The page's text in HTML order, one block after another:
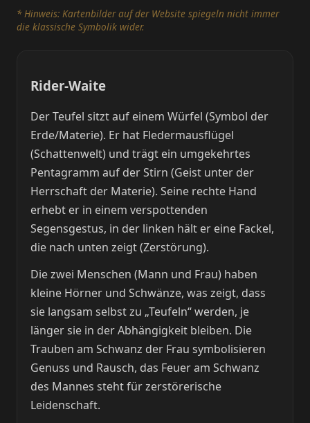
* Hinweis: Kartenbilder auf der Website spiegeln nicht immer
die klassische Symbolik wider.
Rider-Waite
Der Teufel sitzt auf einem Würfel (Symbol der
Erde/Materie). Er hat Fledermausflügel
(Schattenwelt) und trägt ein umgekehrtes
Pentagramm auf der Stirn (Geist unter der
Herrschaft der Materie). Seine rechte Hand
erhebt er in einem verspottenden
Segensgestus, in der linken hält er eine Fackel,
die nach unten zeigt (Zerstörung).
Die zwei Menschen (Mann und Frau) haben
kleine Hörner und Schwänze, was zeigt, dass
sie langsam selbst zu „Teufeln“ werden, je
länger sie in der Abhängigkeit bleiben. Die
Trauben am Schwanz der Frau symbolisieren
Genuss und Rausch, das Feuer am Schwanz
des Mannes steht für zerstörerische
Leidenschaft.